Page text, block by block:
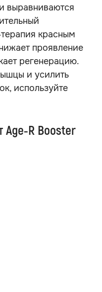
выравниваются
красным
проявление
регенерацию.
и усилить
используйте
Age‑R Booster